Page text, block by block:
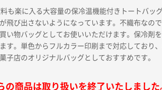
も楽に入る大容量の保冷温機能付きトートバッ
飛び出さないようになっています。不織布なの
い物バッグとしてお使いいただけます。保冷剤
す。単色からフルカラー印刷まで対応しており
子店のオリジナルバッグとしておすすめです。
の商品は取り扱いを終了いたしました